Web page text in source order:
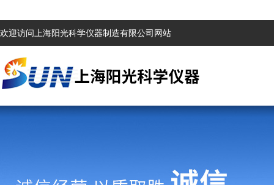
欢迎访问上海阳光科学仪器制造有限公司网站